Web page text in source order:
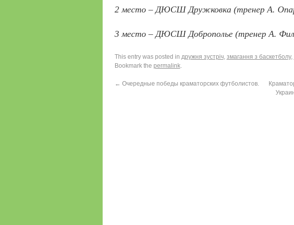
2 место – ДЮСШ Дружковка (тренер А.
3 место – ДЮСШ Доброполье (тренер А.
This entry was posted in дружня зустріч, змагання з баскетболу,
Bookmark the permalink.
← Очередные победы краматорских футболистов.